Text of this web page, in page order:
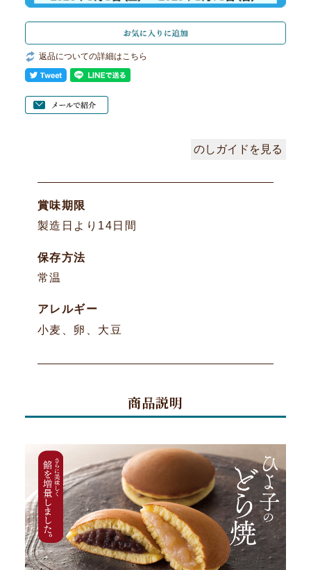
返品についての詳細はこちら
のしガイドを見る
賞味期限
製造日より14日間
保存方法
常温
アレルギー
小麦、卵、大豆
商品説明